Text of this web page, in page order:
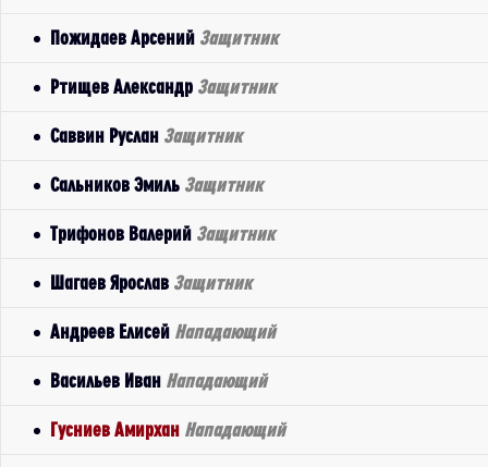
Пожидаев Арсений Защитник
Ртищев Александр Защитник
Саввин Руслан Защитник
Сальников Эмиль Защитник
Трифонов Валерий Защитник
Шагаев Ярослав Защитник
Андреев Елисей Нападающий
Васильев Иван Нападающий
Гусниев Амирхан Нападающий